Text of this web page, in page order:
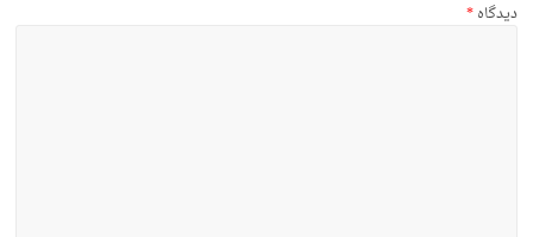
دیدگاه*